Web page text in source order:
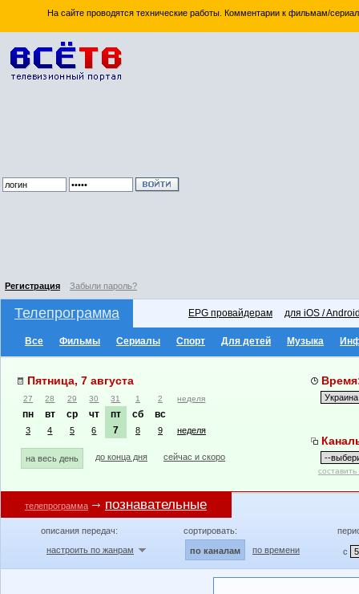
На сайте проводятся технические работы. Комментарии к фильмам/
Регистрация Забыли пароль?
Телепрограмма EPG провайдерам для iOS /
Все Фильмы Сериалы Спорт Для детей Музыка
Пятница, 7 августа
27 28 29 30 31 1 2 неделя
пн вт ср чт пт сб вс
3 4 5 6 7 8 9 неделя
на весь день до конца дня сейчас и скоро
телепрограмма познавательные
описания передач:
настроить по жанрам
сортировать:
по каналам по времени с